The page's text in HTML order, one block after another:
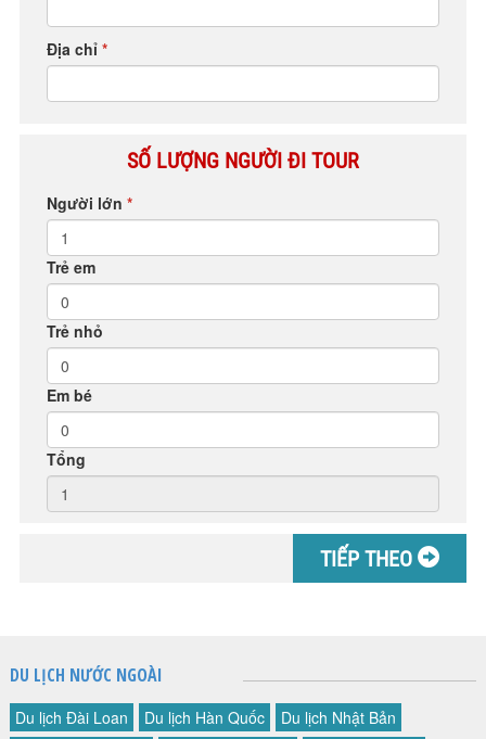
Địa chỉ *
SỐ LƯỢNG NGƯỜI ĐI TOUR
Người lớn *
Trẻ em
Trẻ nhỏ
Em bé
Tổng
TIẾP THEO
DU LỊCH NƯỚC NGOÀI
Du lịch Đài Loan Du lịch Hàn Quốc
Du lịch Nhật Bản